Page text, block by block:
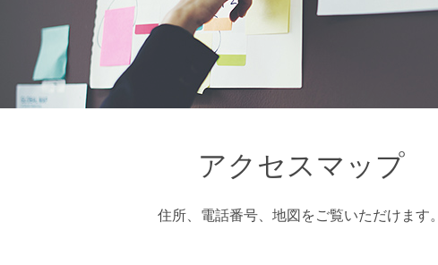
アクセスマップ
住所、電話番号、地図をご覧いただけます。